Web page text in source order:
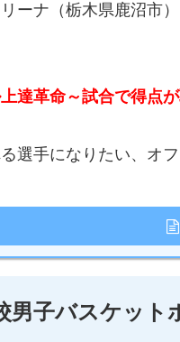
ナ（栃木県鹿沼市）
達革命～試合で得点
選手になりたい、オ
男子バスケット